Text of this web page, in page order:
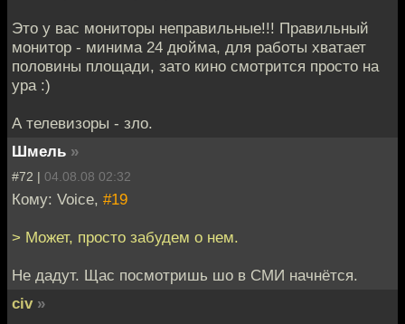
Это у вас мониторы неправильные!!! Правильный
монитор - минима 24 дюйма, для работы хватает
половины площади, зато кино смотрится просто на
ура :)
А телевизоры - зло.
Шмель »
#72 | 04.08.08 02:32
Кому: Voice, #19
> Может, просто забудем о нем.
Не дадут. Щас посмотришь шо в СМИ начнётся.
civ »